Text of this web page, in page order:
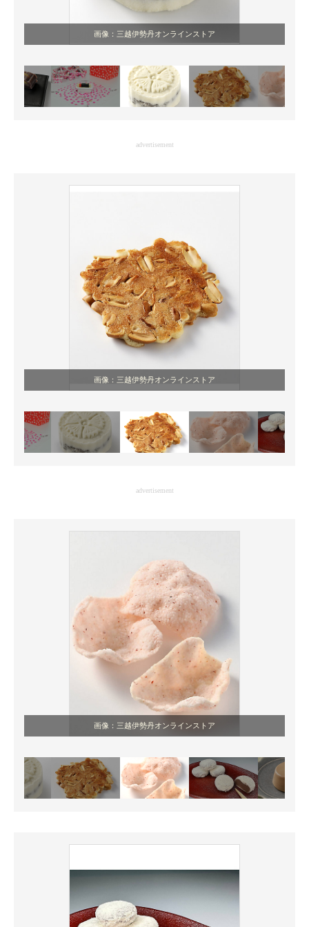
画像：三越伊勢丹オンラインストア
advertisement
画像：三越伊勢丹オンラインストア
advertisement
画像：三越伊勢丹オンラインストア